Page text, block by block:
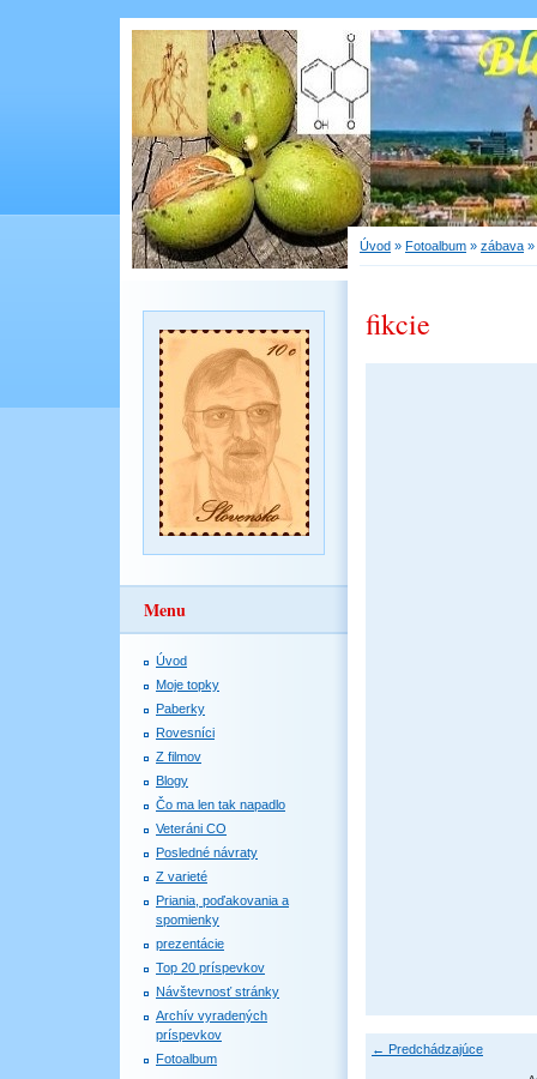
Menu
Úvod
Moje topky
Paberky
Rovesníci
Z filmov
Blogy
Čo ma len tak napadlo
Veteráni CO
Posledné návraty
Z varieté
Priania, poďakovania a
spomienky
prezentácie
Top 20 príspevkov
Návštevnosť stránky
Archív vyradených
príspevkov
Fotoalbum
Úvod » Fotoalbum » zábava »
fikcie
← Predchádzajúce